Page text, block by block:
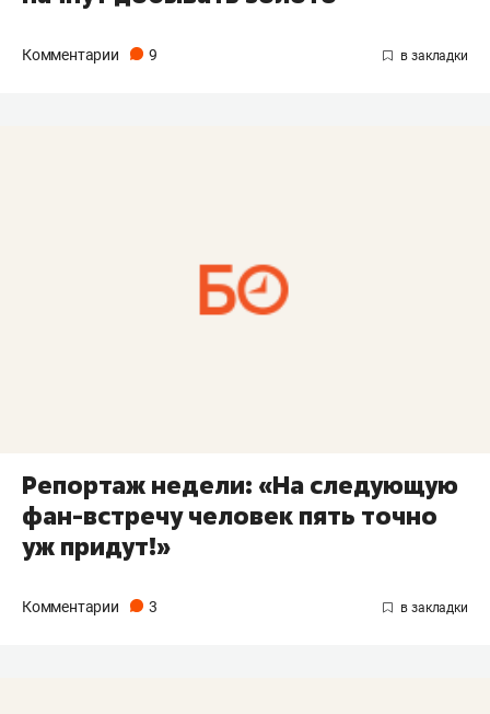
Комментарии 9
Репортаж недели: «На следующую
фан-встречу человек пять точно
уж придут!»
Комментарии 3